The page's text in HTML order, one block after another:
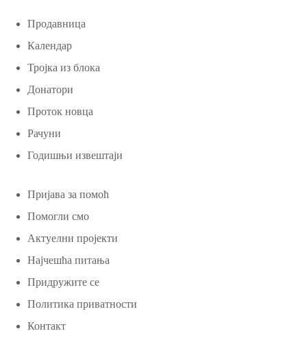
Продавница
Календар
Тројка из блока
Донатори
Проток новца
Рачуни
Годишњи извештаји
Пријава за помоћ
Помогли смо
Актуелни пројекти
Најчешћа питања
Придружите се
Политика приватности
Контакт